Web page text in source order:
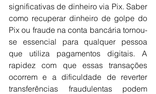
significativas de dinheiro via Pix. Saber
como recuperar dinheiro de golpe do
Pix ou fraude na conta bancária tornou-
se essencial para qualquer pessoa
que utiliza pagamentos digitais. A
rapidez com que essas transações
ocorrem e a dificuldade de reverter
transferências fraudulentas podem